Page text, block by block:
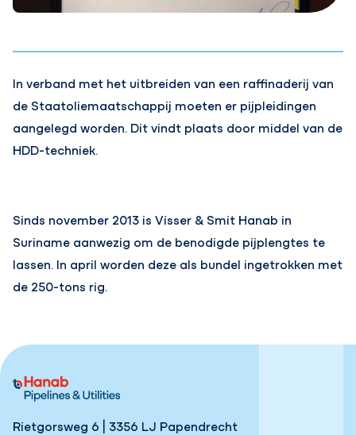
In verband met het uitbreiden van een raffinaderij van
de Staatoliemaatschappij moeten er pijpleidingen
aangelegd worden. Dit vindt plaats door middel van de
HDD-techniek.
Sinds november 2013 is Visser & Smit Hanab in
Suriname aanwezig om de benodigde pijplengtes te
lassen. In april worden deze als bundel ingetrokken met
de 250-tons rig.
Rietgorsweg 6 | 3356 LJ Papendrecht